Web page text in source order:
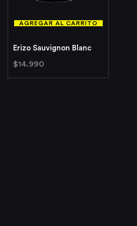
AGREGAR AL CARRITO
Erizo Sauvignon Blanc
$14.990